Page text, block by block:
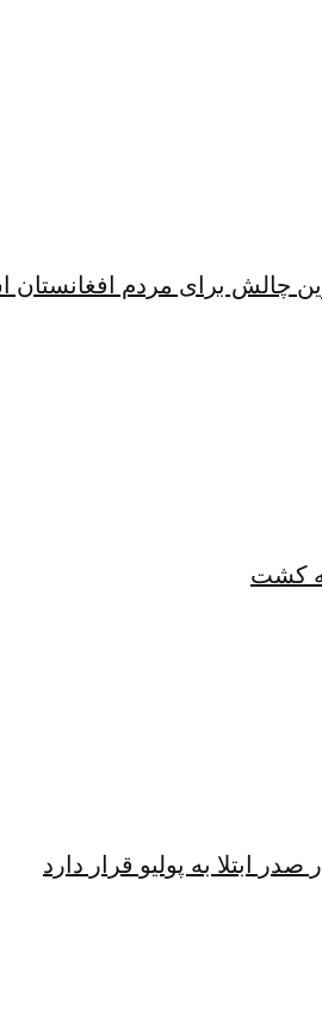
چالش برای مردم
کشت